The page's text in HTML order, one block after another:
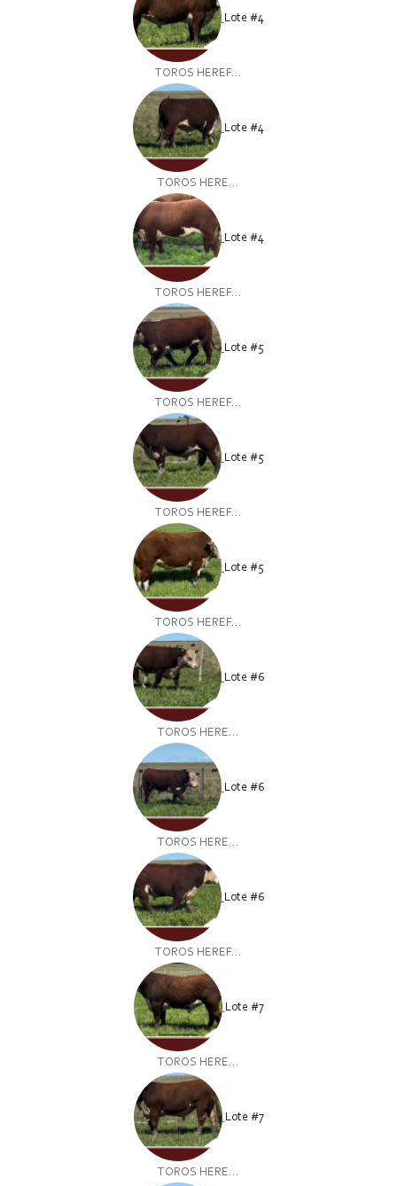
Lote #4
TOROS HEREF...
Lote #4
TOROS HERE...
Lote #4
TOROS HEREF...
Lote #5
TOROS HEREF...
Lote #5
TOROS HEREF...
Lote #5
TOROS HEREF...
Lote #6
TOROS HERE...
Lote #6
TOROS HERE...
Lote #6
TOROS HEREF...
Lote #7
TOROS HERE...
Lote #7
TOROS HERE...